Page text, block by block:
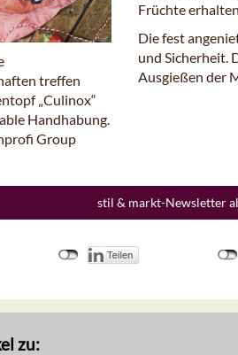
treffen
„Culinox“
Handhabung.
Group
Früchte
Die fest
und Sicherheit.
Ausgießen der
stil & markt-Newsletter
zu: